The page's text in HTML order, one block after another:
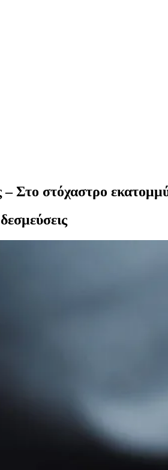
Στο στόχαστρο